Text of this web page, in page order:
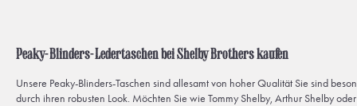
Peaky-Blinders-Ledertaschen bei Shelby Brothers kaufen
Unsere Peaky-Blinders-Taschen sind allesamt von hoher Qualität Sie sind
durch ihren robusten Look. Möchten Sie wie Tommy Shelby, Arthur Shelby